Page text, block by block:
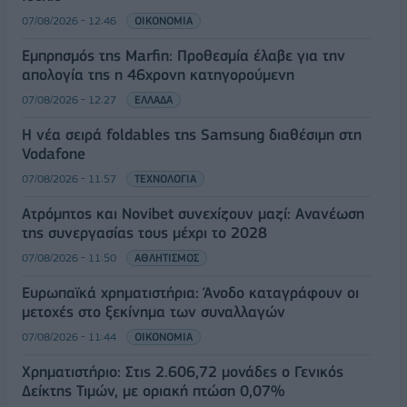
07/08/2026 - 12:46 ΟΙΚΟΝΟΜΙΑ
Εμπρησμός της Marfin: Προθεσμία έλαβε για την
απολογία της η 46χρονη κατηγορούμενη
07/08/2026 - 12:27 ΕΛΛΑΔΑ
Η νέα σειρά foldables της Samsung διαθέσιμη στη
Vodafone
07/08/2026 - 11:57 ΤΕΧΝΟΛΟΓΙΑ
Ατρόμητος και Novibet συνεχίζουν μαζί: Ανανέωση
της συνεργασίας τους μέχρι το 2028
07/08/2026 - 11:50 ΑΘΛΗΤΙΣΜΟΣ
Ευρωπαϊκά χρηματιστήρια: Άνοδο καταγράφουν οι
μετοχές στο ξεκίνημα των συναλλαγών
07/08/2026 - 11:44 ΟΙΚΟΝΟΜΙΑ
Χρηματιστήριο: Στις 2.606,72 μονάδες ο Γενικός
Δείκτης Τιμών, με οριακή πτώση 0,07%